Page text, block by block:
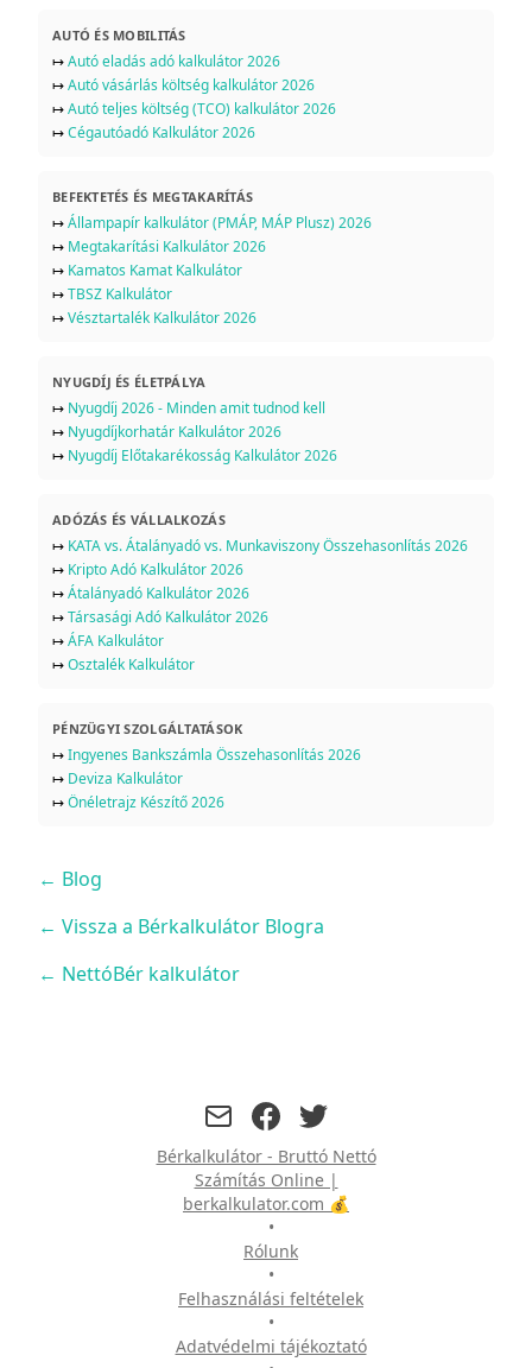
AUTÓ ÉS MOBILITÁS
↦Autó eladás adó kalkulátor 2026
↦Autó vásárlás költség kalkulátor 2026
↦Autó teljes költség (TCO) kalkulátor 2026
↦Cégautóadó Kalkulátor 2026
BEFEKTETÉS ÉS MEGTAKARÍTÁS
↦Állampapír kalkulátor (PMÁP, MÁP Plusz) 2026
↦ Megtakarítási Kalkulátor 2026
↦ Kamatos Kamat Kalkulátor
↦TBSZ Kalkulátor
↦Vésztartalék Kalkulátor 2026
NYUGDÍJ ÉS ÉLETPÁLYA
↦ Nyugdíj 2026 - Minden amit tudnod kell
↦ Nyugdíjkorhatár Kalkulátor 2026
↦ Nyugdíj Előtakarékosság Kalkulátor 2026
ADÓZÁS ÉS VÁLLALKOZÁS
↦ KATA vs. Átalányadó vs. Munkaviszony Összehasonlítás 2026
↦ Kripto Adó Kalkulátor 2026
↦Átalányadó Kalkulátor 2026
↦Társasági Adó Kalkulátor 2026
↦ÁFA Kalkulátor
↦Osztalék Kalkulátor
PÉNZÜGYI SZOLGÁLTATÁSOK
↦Ingyenes Bankszámla Összehasonlítás 2026
↦ Deviza Kalkulátor
↦Önéletrajz Készítő 2026
← Blog
← Vissza a Bérkalkulátor Blogra
← NettóBér kalkulátor
facebooktwitter
Bérkalkulátor - Bruttó Nettó
Számítás Online |
berkalkulator.com 💰
•
Rólunk
•
Felhasználási feltételek
•
Adatvédelmi tájékoztató